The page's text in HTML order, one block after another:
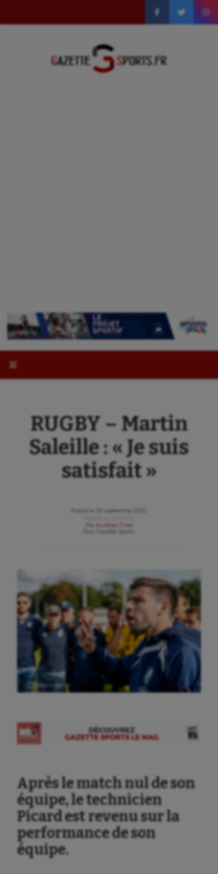
RUGBY – Martin
Saleille : « Je suis
satisfait »
Publié le
26 septembre 2022
Par
Aurélien Finet
Gazette Sports
Ⓒ Gazette Sports
Après le match nul de son
équipe, le technicien
Picard est revenu sur la
performance de son
équipe.